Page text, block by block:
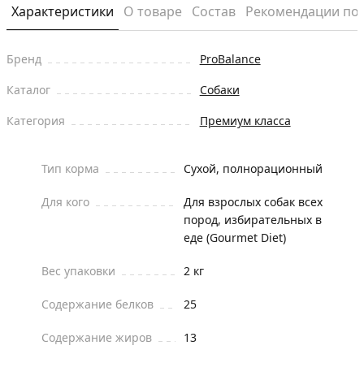
Характеристики О товаре Состав Рекомендации
Бренд
ProBalance
Каталог
Собаки
Категория
Премиум класса
Тип корма Сухой, полнорационный
Для кого
Для взрослых собак всех
пород, избирательных в
еде (Gourmet Diet)
Вес упаковки 2 кг
Содержание белков 25
Содержание жиров 13